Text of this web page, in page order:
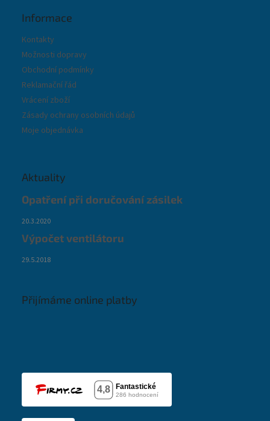
Informace
Kontakty
Možnosti dopravy
Obchodní podmínky
Reklamační řád
Vrácení zboží
Zásady ochrany osobních údajů
Moje objednávka
Aktuality
Opatření při doručování zásilek
20.3.2020
Výpočet ventilátoru
29.5.2018
Přijímáme online platby